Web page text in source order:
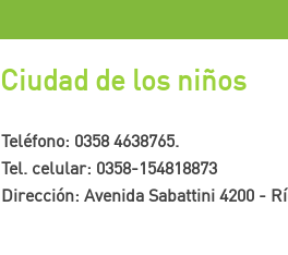
Ciudad de los niños
Teléfono: 0358 4638765.
Tel. celular: 0358-154818873
Dirección: Avenida Sabattini 4200 -